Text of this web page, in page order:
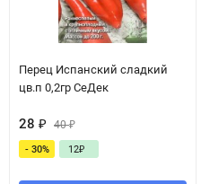
Перец Испанский сладкий
цв.п 0,2гр СеДек
28 ₽ 40₽
- 30% 12₽